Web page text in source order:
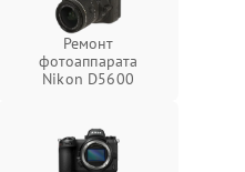
Ремонт
фотоаппарата
Nikon D5600